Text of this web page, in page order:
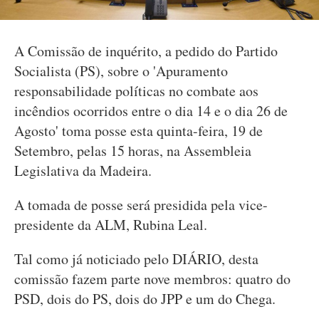
A Comissão de inquérito, a pedido do Partido
Socialista (PS), sobre o 'Apuramento
responsabilidade políticas no combate aos
incêndios ocorridos entre o dia 14 e o dia 26 de
Agosto' toma posse esta quinta-feira, 19 de
Setembro, pelas 15 horas, na Assembleia
Legislativa da Madeira.
A tomada de posse será presidida pela vice-
presidente da ALM, Rubina Leal.
Tal como já noticiado pelo DIÁRIO, desta
comissão fazem parte nove membros: quatro do
PSD, dois do PS, dois do JPP e um do Chega.